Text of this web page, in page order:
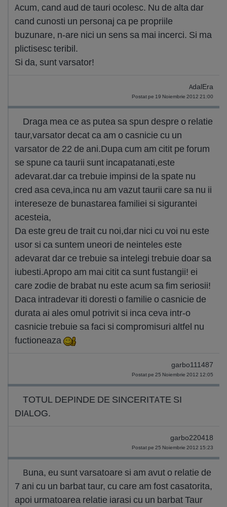
Acum, cand aud de tauri ocolesc. Nu de alta dar
cand cunosti un personaj ca pe propriile
buzunare, n-are nici un sens sa mai incerci. Si ma
plictisesc teribil.
Si da, sunt varsator!
AdalEra
Postat pe 19 Noiembrie 2012 21:00
Draga mea ce as putea sa spun despre o relatie
taur,varsator decat ca am o casnicie cu un
varsator de 22 de ani.Dupa cum am citit pe forum
se spune ca taurii sunt incapatanati,este
adevarat.dar ca trebuie impinsi de la spate nu
cred asa ceva,inca nu am vazut taurii care sa nu ii
intereseze de bunastarea familiei si sigurantei
acesteia,
Da este greu de trait cu noi,dar nici cu voi nu este
usor si ca suntem uneori de neinteles este
adevarat dar ce trebuie sa intelegi trebuie doar sa
iubesti.Apropo am mai citit ca sunt fustangii! ei
care zodie de brabat nu este acum sa fim seriosii!
Daca intradevar iti doresti o familie o casnicie de
durata ai ales omul potrivit si inca ceva intr-o
casnicie trebuie sa faci si compromisuri altfel nu
fuctioneaza
garbo111487
Postat pe 25 Noiembrie 2012 12:05
TOTUL DEPINDE DE SINCERITATE SI
DIALOG.
garbo220418
Postat pe 25 Noiembrie 2012 15:23
Buna, eu sunt varsatoare si am avut o relatie de
7 ani cu un barbat taur, cu care am fost casatorita,
apoi urmatoarea relatie iarasi cu un barbat Taur